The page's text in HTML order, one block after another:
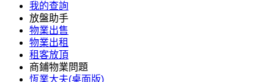
我的查詢
放盤助手
物業出售
物業出租
租客放頂
商鋪物業問題
恆業大夫(桌面版)